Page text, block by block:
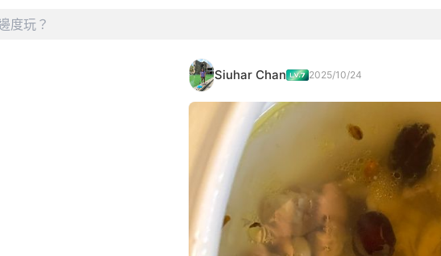
Siuhar Chan 2025/10/24